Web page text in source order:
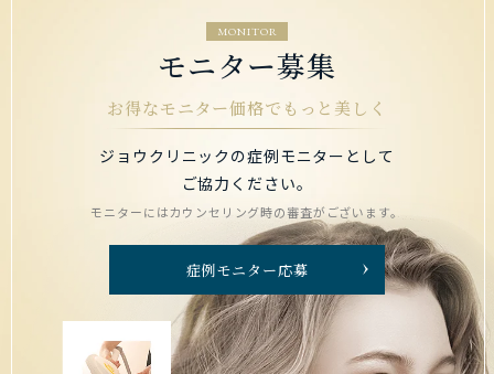
MONITOR
モニター募集
お得なモニター価格でもっと美しく
ジョウクリニックの症例モニターとして
ご協力ください。
モニターにはカウンセリング時の審査がございます。
症例モニター応募